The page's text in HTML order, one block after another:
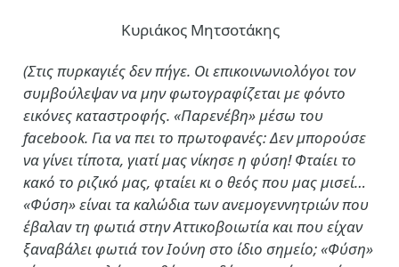
Κυριάκος Μητσοτάκης
(Στις πυρκαγιές δεν πήγε. Οι επικοινωνιολόγοι τον
συμβούλεψαν να μην φωτογραφίζεται με φόντο
εικόνες καταστροφής. «Παρενέβη» μέσω του
facebook. Για να πει το πρωτοφανές: Δεν μπορούσε
να γίνει τίποτα, γιατί μας νίκησε η φύση! Φταίει το
κακό το ριζικό μας, φταίει κι ο θεός που μας μισεί…
«Φύση» είναι τα καλώδια των ανεμογεννητριών που
έβαλαν τη φωτιά στην Αττικοβοιωτία και που είχαν
ξαναβάλει φωτιά τον Ιούνη στο ίδιο σημείο; «Φύση»